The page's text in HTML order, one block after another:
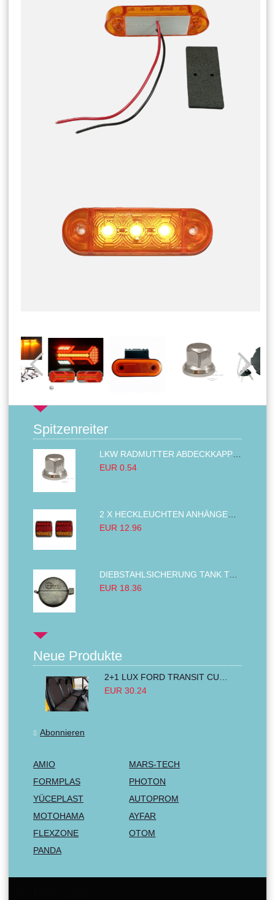
Spitzenreiter
LKW RADMUTTER ABDECKKAPPEN SECHSKANT KAPPEN FELGEN BOLZENABDECKUNGEN CHROM 32MM
EUR 0.54
2 X HECKLEUCHTEN ANHÄNGER RÜCKLEUCHTE,LKW RÜCKLEUCHTE, LINKS RECHTS 14LED 12V
EUR 12.96
DIEBSTAHLSICHERUNG TANK TANKDECKEL DIESELTANK KRAFTSTOFFTANKDECKEL VERRIEGELUNG PASSEND FÜR LKW PKW TRAKTOREN BAGGER 80MM
EUR 18.36
Neue Produkte
2+1 LUX FORD TRANSIT CUSTOM 2000-2014 MK6 MK7 Sitzbezüge Kleinbus Lieferwagen Van Schwarz Rot Textil
EUR 30.24
Abonnieren
AMIO
MARS-TECH
FORMPLAS
PHOTON
YÜCEPLAST
AUTOPROM
MOTOHAMA
AYFAR
FLEXZONE
OTOM
PANDA